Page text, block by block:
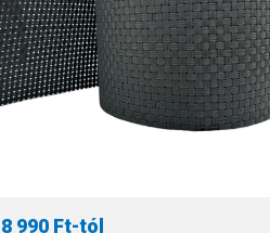
8 990 Ft-tól